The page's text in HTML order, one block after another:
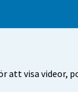
att visa videor,